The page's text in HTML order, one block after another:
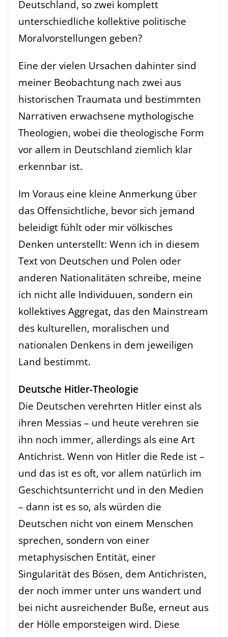
Deutschland, so zwei komplett
unterschiedliche kollektive politische
Moralvorstellungen geben?
Eine der vielen Ursachen dahinter sind
meiner Beobachtung nach zwei aus
historischen Traumata und bestimmten
Narrativen erwachsene mythologische
Theologien, wobei die theologische Form
vor allem in Deutschland ziemlich klar
erkennbar ist.
Im Voraus eine kleine Anmerkung über
das Offensichtliche, bevor sich jemand
beleidigt fühlt oder mir völkisches
Denken unterstellt: Wenn ich in diesem
Text von Deutschen und Polen oder
anderen Nationalitäten schreibe, meine
ich nicht alle Individuuen, sondern ein
kollektives Aggregat, das den Mainstream
des kulturellen, moralischen und
nationalen Denkens in dem jeweiligen
Land bestimmt.
Deutsche Hitler-Theologie
Die Deutschen verehrten Hitler einst als
ihren Messias – und heute verehren sie
ihn noch immer, allerdings als eine Art
Antichrist. Wenn von Hitler die Rede ist –
und das ist es oft, vor allem natürlich im
Geschichtsunterricht und in den Medien
– dann ist es so, als würden die
Deutschen nicht von einem Menschen
sprechen, sondern von einer
metaphysischen Entität, einer
Singularität des Bösen, dem Antichristen,
der noch immer unter uns wandert und
bei nicht ausreichender Buße, erneut aus
der Hölle emporsteigen wird. Diese